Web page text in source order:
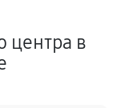
центра в